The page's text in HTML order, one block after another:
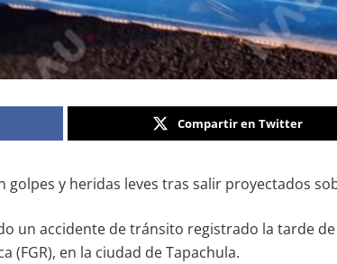
Compartir en Twitter
y heridas leves tras salir proyectados
un accidente de tránsito registrado la tarde
(FGR), en la ciudad de Tapachula.